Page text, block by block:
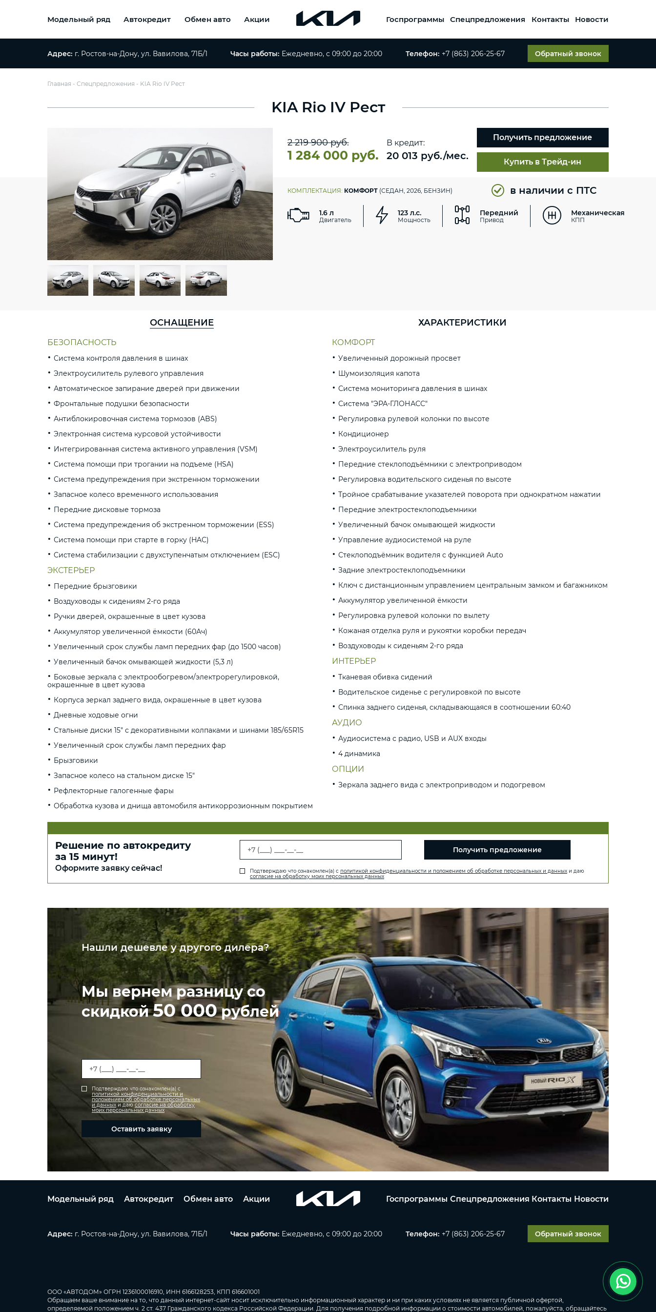
Модельный ряд Автокредит Обмен авто Акции Госпрограммы Спецпредложения Контакты Новости
Адрес: г. Ростов-на-Дону, ул. Вавилова, 71Б/1 Часы работы: Ежедневно, с 09:00 до 20:00 Телефон: +7 (863) 206-25-67 Обратный звонок
Главная Спецпредложения KIA Rio IV Рест
KIA Rio IV Рест
2 219 900 руб.
1 284 000 руб.
В кредит:
20 013 руб./мес.
Получить предложение
Купить в Трейд-ин
КОМПЛЕКТАЦИЯ: КОМФОРТ(СЕДАН, 2026, БЕНЗИН) в наличии с ПТС
1.6 л
Двигатель
123 л.с.
Мощность
Передний
Привод
Механическая
КПП
ОСНАЩЕНИЕ ХАРАКТЕРИСТИКИ
БЕЗОПАСНОСТЬ
Система контроля давления в шинах
Электроусилитель рулевого управления
Автоматическое запирание дверей при движении
Фронтальные подушки безопасности
Антиблокировочная система тормозов (ABS)
Электронная система курсовой устойчивости
Интегрированная система активного управления (VSM)
Система помощи при трогании на подъеме (HSA)
Система предупреждения при экстренном торможении
Запасное колесо временного использования
Передние дисковые тормоза
Система предупреждения об экстренном торможении (ESS)
Система помощи при старте в горку (HAC)
Cистема стабилизации с двухступенчатым отключением (ESC)
ЭКСТЕРЬЕР
Передние брызговики
Воздуховоды к сидениям 2-го ряда
Ручки дверей, окрашенные в цвет кузова
Аккумулятор увеличенной ёмкости (60Ач)
Увеличенный срок службы ламп передних фар (до 1500 часов)
Увеличенный бачок омывающей жидкости (5,3 л)
Боковые зеркала с электрообогревом/электрорегулировкой,
окрашенные в цвет кузова
Корпуса зеркал заднего вида, окрашенные в цвет кузова
Дневные ходовые огни
Стальные диски 15" с декоративными колпаками и шинами 185/65R15
Увеличенный срок службы ламп передних фар
Брызговики
Запасное колесо на стальном диске 15"
Рефлекторные галогенные фары
Обработка кузова и днища автомобиля антикоррозионным покрытием
КОМФОРТ
Увеличенный дорожный просвет
Шумоизоляция капота
Система мониторинга давления в шинах
Система "ЭРА-ГЛОНАСС"
Регулировка рулевой колонки по высоте
Кондиционер
Электроусилитель руля
Передние стеклоподъёмники с электроприводом
Регулировка водительского сиденья по высоте
Тройное срабатывание указателей поворота при однократном нажатии
Передние электростеклоподъемники
Увеличенный бачок омывающей жидкости
Управление аудиосистемой на руле
Стеклоподъёмник водителя с функцией Auto
Задние электростеклоподъемники
Ключ с дистанционным управлением центральным замком и багажником
Аккумулятор увеличенной ёмкости
Регулировка рулевой колонки по вылету
Кожаная отделка руля и рукоятки коробки передач
Воздуховоды к сиденьям 2-го ряда
ИНТЕРЬЕР
Тканевая обивка сидений
Водительское сиденье с регулировкой по высоте
Спинка заднего сиденья, складывающаяся в соотношении 60:40
АУДИО
Аудиосистема с радио, USB и AUX входы
4 динамика
ОПЦИИ
Зеркала заднего вида с электроприводом и подогревом
Решение по автокредиту
за 15 минут!
Оформите заявку сейчас!
Получить предложение
Подтверждаю что ознакомлен(а) с политикой конфиденциальности и положением об обработке персональных и данных и даю
согласие на обработку моих персональных данных
Нашли дешевле у другого дилера?
Мы вернем разницу со
скидкой50 000рублей
Подтверждаю что ознакомлен(а) с
политикой конфиденциальности и
положением об обработке персональных
и данных и даю согласие на обработку
моих персональных данных
Оставить заявку
Модельный ряд Автокредит Обмен авто Акции Госпрограммы Спецпредложения Контакты Новости
Адрес: г. Ростов-на-Дону, ул. Вавилова, 71Б/1 Часы работы: Ежедневно, с 09:00 до 20:00 Телефон: +7 (863) 206-25-67 Обратный звонок
ООО «АВТОДОМ» ОГРН 1236100016910, ИНН 6166128253, КПП 616601001
Обращаем ваше внимание на то, что данный интернет-сайт носит исключительно информационный характер и ни при каких условиях не является публичной офертой,
определяемой положением ч. 2 ст. 437 Гражданского кодекса Российской Федерации. Для получения подробной информации о стоимости автомобилей, пожалуйста, обращайтесь